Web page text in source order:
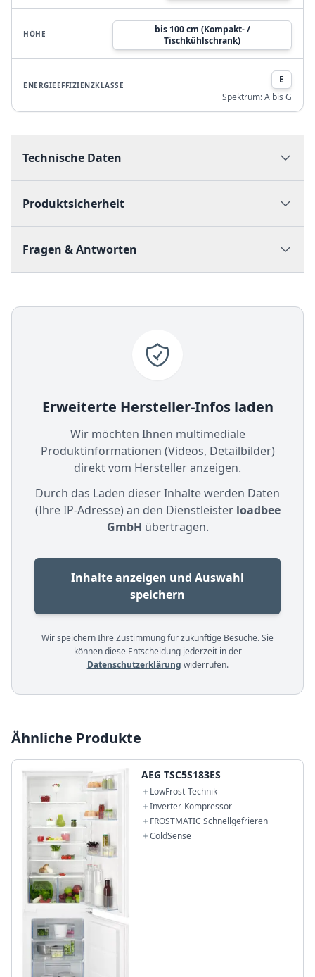
HÖHE
bis 100 cm (Kompakt- /
Tischkühlschrank)
ENERGIEEFFIZIENZKLASSE
E
Spektrum:A bis G
Technische Daten
Produktsicherheit
Fragen & Antworten
Erweiterte Hersteller-Infos laden
Wir möchten Ihnen multimediale
Produktinformationen (Videos, Detailbilder)
direkt vom Hersteller anzeigen.
Durch das Laden dieser Inhalte werden Daten
(Ihre IP-Adresse) an den Dienstleister loadbee
GmbH übertragen.
Inhalte anzeigen und Auswahl
speichern
Wir speichern Ihre Zustimmung für zukünftige Besuche. Sie
können diese Entscheidung jederzeit in der
Datenschutzerklärung widerrufen.
Ähnliche Produkte
AEG TSC5S183ES
LowFrost-Technik
Inverter-Kompressor
FROSTMATIC Schnellgefrieren
ColdSense